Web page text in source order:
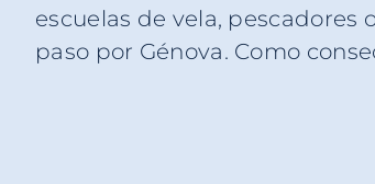
escuelas de vela, pescadores
paso por Génova. Como